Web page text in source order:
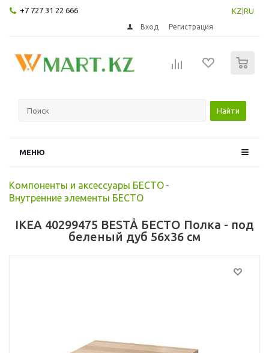
+7 727 31 22 666 KZ RU
Вход Регистрация
Найти
МЕНЮ
Компоненты и аксессуары БЕСТО -
Внутренние элементы БЕСТО
IKEA 40299475 BESTÅ БЕСТО Полка - под
беленый дуб 56x36 см